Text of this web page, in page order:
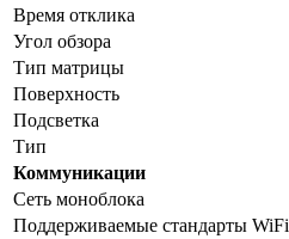
Время отклика
Угол обзора
Тип матрицы
Поверхность
Подсветка
Тип
Коммуникации
Сеть моноблока
Поддерживаемые стандарты WiFi